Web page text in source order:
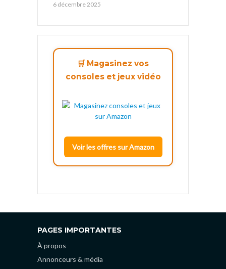
6 décembre 2025
🛒 Magasinez vos
consoles et jeux vidéo
Voir les offres sur Amazon
PAGES IMPORTANTES
À propos
Annonceurs & média